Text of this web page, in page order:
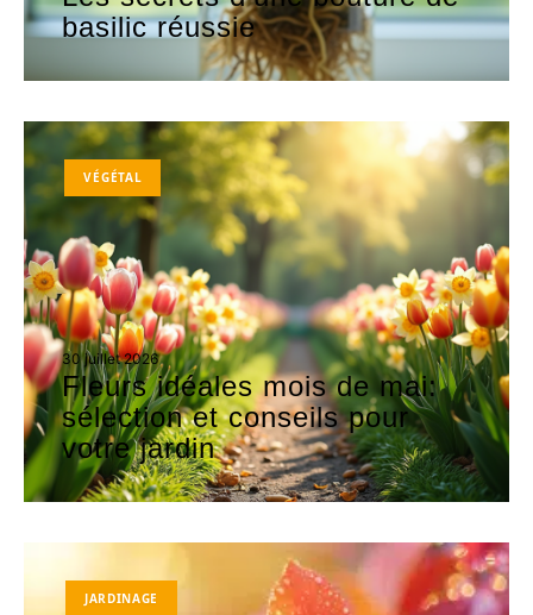
basilic réussie
VÉGÉTAL
30 juillet 2026
Fleurs idéales mois de mai:
sélection et conseils pour
votre jardin
JARDINAGE